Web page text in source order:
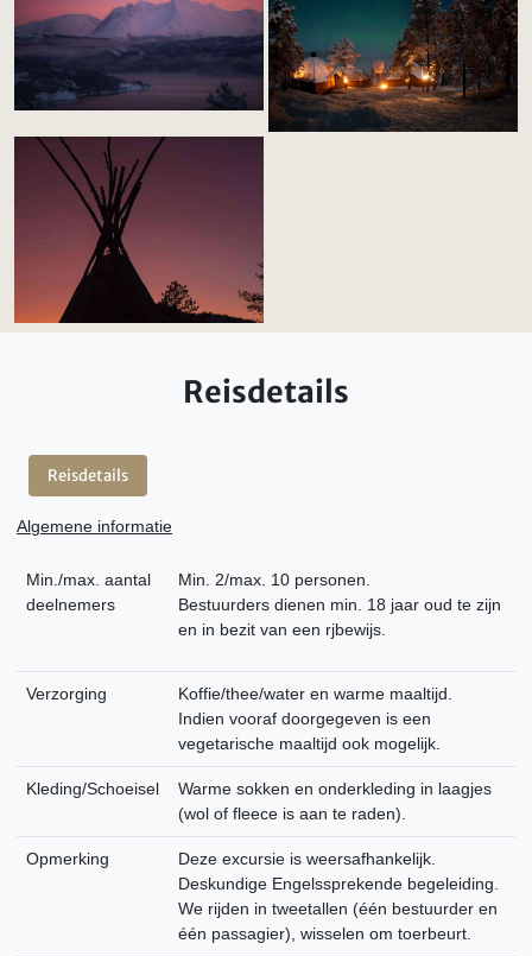
Reisdetails
Reisdetails
Algemene informatie
Min./max. aantal
deelnemers
Min. 2/max. 10 personen.
Bestuurders dienen min. 18 jaar oud te zijn
en in bezit van een rjbewijs.
Verzorging
Koffie/thee/water en warme maaltijd.
Indien vooraf doorgegeven is een
vegetarische maaltijd ook mogelijk.
Kleding/Schoeisel
Warme sokken en onderkleding in laagjes
(wol of fleece is aan te raden).
Opmerking
Deze excursie is weersafhankelijk.
Deskundige Engelssprekende begeleiding.
We rijden in tweetallen (één bestuurder en
één passagier), wisselen om toerbeurt.